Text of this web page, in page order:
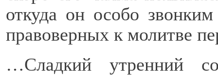
откуда он особо
правоверных к молитве
…Сладкий утренний